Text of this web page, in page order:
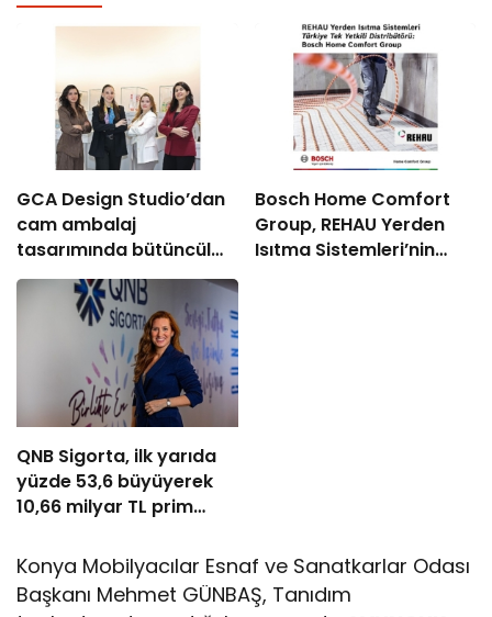
GCA Design Studio’dan
cam ambalaj
tasarımında bütüncül
yaklaşım
Bosch Home Comfort
Group, REHAU Yerden
Isıtma Sistemleri’nin
QNB Sigorta, ilk yarıda
yüzde 53,6 büyüyerek
10,66 milyar TL prim
Konya Mobilyacılar Esnaf ve Sanatkarlar Odası
Başkanı Mehmet GÜNBAŞ, Tanıdım